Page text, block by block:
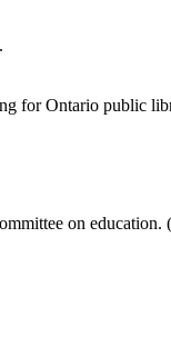
for Ontario public
on education.